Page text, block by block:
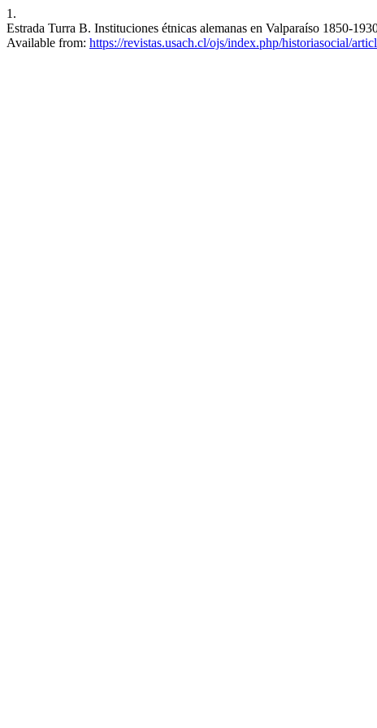
1.
Estrada Turra B. Instituciones étnicas alemanas en Valparaíso 1850-
Available from: https://revistas.usach.cl/ojs/index.php/historiasocial/